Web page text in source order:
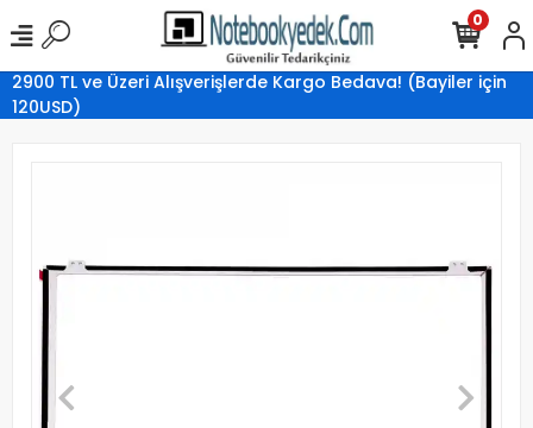
2900 TL ve Üzeri Alışverişlerde Kargo Bedava! (Bayiler için
120USD)
0